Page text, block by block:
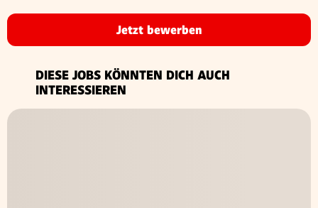
Jetzt bewerben
DIESE JOBS KÖNNTEN DICH AUCH
INTERESSIEREN